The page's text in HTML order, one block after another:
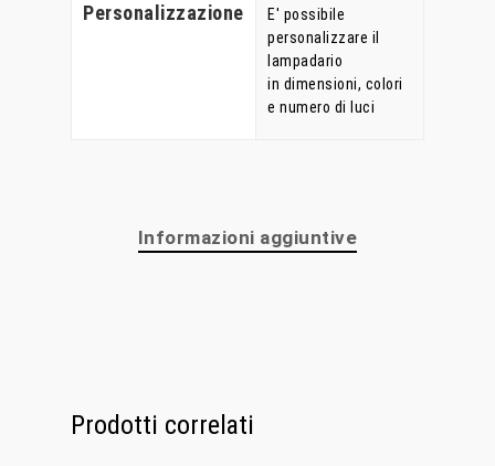
Personalizzazione
E' possibile
personalizzare il
lampadario
in dimensioni, colori
e numero di luci
Informazioni aggiuntive
Prodotti correlati
Home
Lampadari